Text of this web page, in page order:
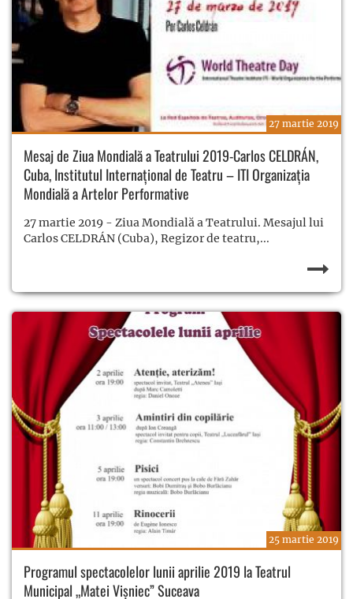
27 martie 2019
Mesaj de Ziua Mondială a Teatrului 2019-Carlos CELDRÁN,
Cuba, Institutul Internațional de Teatru – ITI Organizația
Mondială a Artelor Performative
27 martie 2019 - Ziua Mondială a Teatrului. Mesajul lui
Carlos CELDRÁN (Cuba), Regizor de teatru,...
25 martie 2019
Programul spectacolelor lunii aprilie 2019 la Teatrul
Municipal „Matei Vișniec” Suceava